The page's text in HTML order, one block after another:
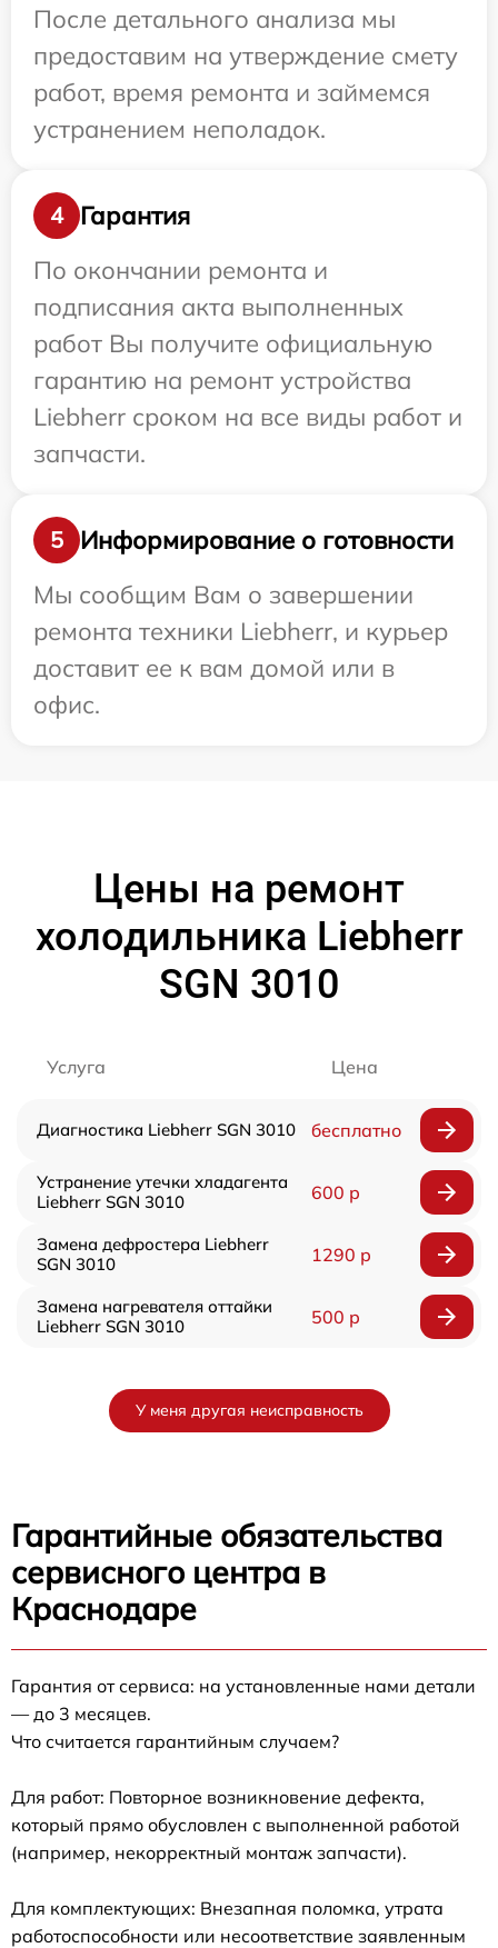
После детального анализа мы
предоставим на утверждение смету
работ, время ремонта и займемся
устранением неполадок.
4
Гарантия
По окончании ремонта и
подписания акта выполненных
работ Вы получите официальную
гарантию на ремонт устройства
Liebherr сроком на все виды работ и
запчасти.
5
Информирование о готовности
Мы сообщим Вам о завершении
ремонта техники Liebherr, и курьер
доставит ее к вам домой или в
офис.
Цены на ремонт
холодильника Liebherr
SGN 3010
Услуга Цена
Диагностика Liebherr SGN 3010 бесплатно
Устранение утечки хладагента
Liebherr SGN 3010
600 р
Замена дефростера Liebherr
SGN 3010
1290 р
Замена нагревателя оттайки
Liebherr SGN 3010
500 р
У меня другая неисправность
Гарантийные обязательства
сервисного центра в
Краснодаре
Гарантия от сервиса: на установленные нами детали
— до 3 месяцев.
Что считается гарантийным случаем?
Для работ: Повторное возникновение дефекта,
который прямо обусловлен с выполненной работой
(например, некорректный монтаж запчасти).
Для комплектующих: Внезапная поломка, утрата
работоспособности или несоответствие заявленным